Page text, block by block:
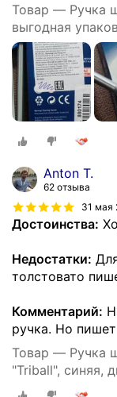
Товар — Ручка
выгодная
880174
Anton T.
62 отзыва
31 мая
Достоинства:
Недостатки:
толстовато
Комментарий:
ручка. Но
Товар — Ручка
"Triball", синяя,
линия письма